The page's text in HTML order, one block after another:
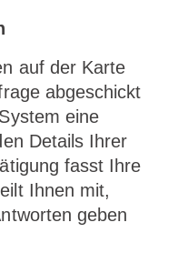
auf der Karte
abgeschickt
eine
Details Ihrer
fasst Ihre
Ihnen mit,
geben